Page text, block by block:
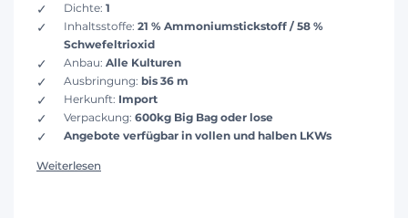
Dichte: 1
Inhaltsstoffe: 21 % Ammoniumstickstoff / 58 %
Schwefeltrioxid
Anbau: Alle Kulturen
Ausbringung: bis 36 m​
Herkunft: Import
Verpackung: 600kg Big Bag oder lose
Angebote verfügbar in vollen und halben LKWs
Weiterlesen